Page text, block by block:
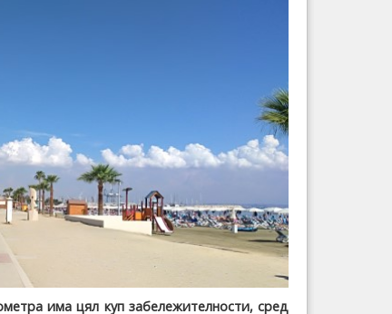
има цял куп забележителности, сред